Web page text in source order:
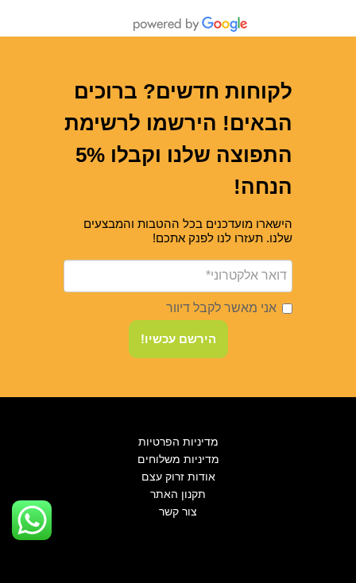
לקוחות חדשים? ברוכים
הבאים! הירשמו לרשימת
התפוצה שלנו וקבלו 5%
הנחה!
הישארו מועדכנים בכל ההטבות והמבצעים
שלנו. תעזרו לנו לפנק אתכם!
אני מאשר לקבל דיוור
הירשם עכשיו!
מדיניות הפרטיות
מדיניות משלוחים
אודות זרוק עצם
תקנון האתר
צור קשר